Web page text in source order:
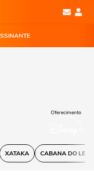
XATAKA CABANA DO
Oferecimento